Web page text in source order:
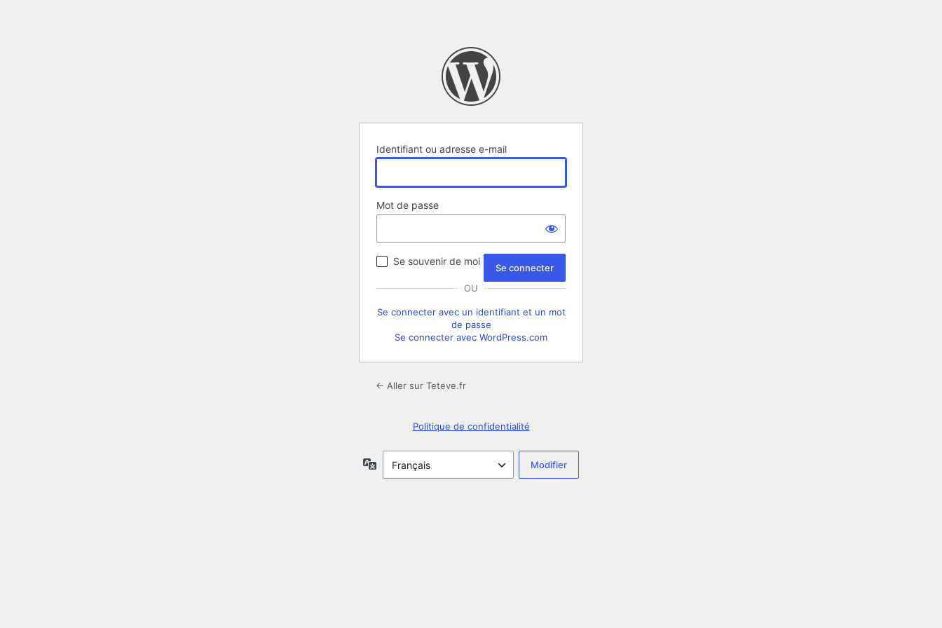
Identifiant ou adresse e-mail
Mot de passe
Se souvenir de moi
OU
Se connecter avec un identifiant et un mot
de passe
Se connecter avec WordPress.com
← Aller sur Teteve.fr
Politique de confidentialité
Langue